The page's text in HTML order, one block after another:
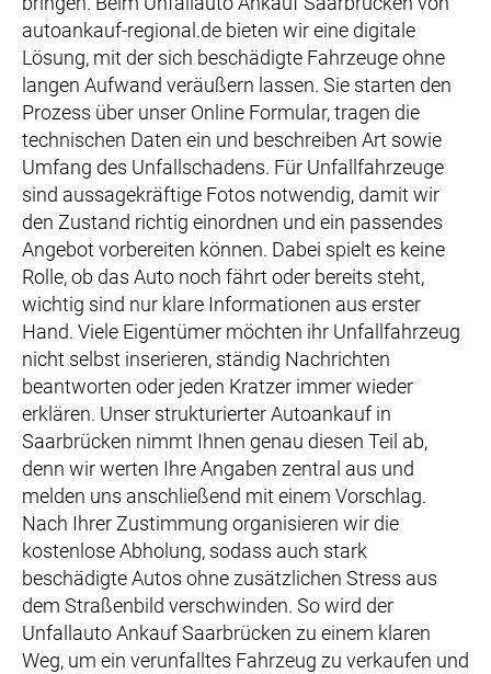
autoankauf-regional.de bieten wir eine digitale
Lösung, mit der sich beschädigte Fahrzeuge ohne
langen Aufwand veräußern lassen. Sie starten den
Prozess über unser Online Formular, tragen die
technischen Daten ein und beschreiben Art sowie
Umfang des Unfallschadens. Für Unfallfahrzeuge
sind aussagekräftige Fotos notwendig, damit wir
den Zustand richtig einordnen und ein passendes
Angebot vorbereiten können. Dabei spielt es keine
Rolle, ob das Auto noch fährt oder bereits steht,
wichtig sind nur klare Informationen aus erster
Hand. Viele Eigentümer möchten ihr Unfallfahrzeug
nicht selbst inserieren, ständig Nachrichten
beantworten oder jeden Kratzer immer wieder
erklären. Unser strukturierter Autoankauf in
Saarbrücken nimmt Ihnen genau diesen Teil ab,
denn wir werten Ihre Angaben zentral aus und
melden uns anschließend mit einem Vorschlag.
Nach Ihrer Zustimmung organisieren wir die
kostenlose Abholung, sodass auch stark
beschädigte Autos ohne zusätzlichen Stress aus
dem Straßenbild verschwinden. So wird der
Unfallauto Ankauf Saarbrücken zu einem klaren
Weg, um ein verunfalltes Fahrzeug zu verkaufen und